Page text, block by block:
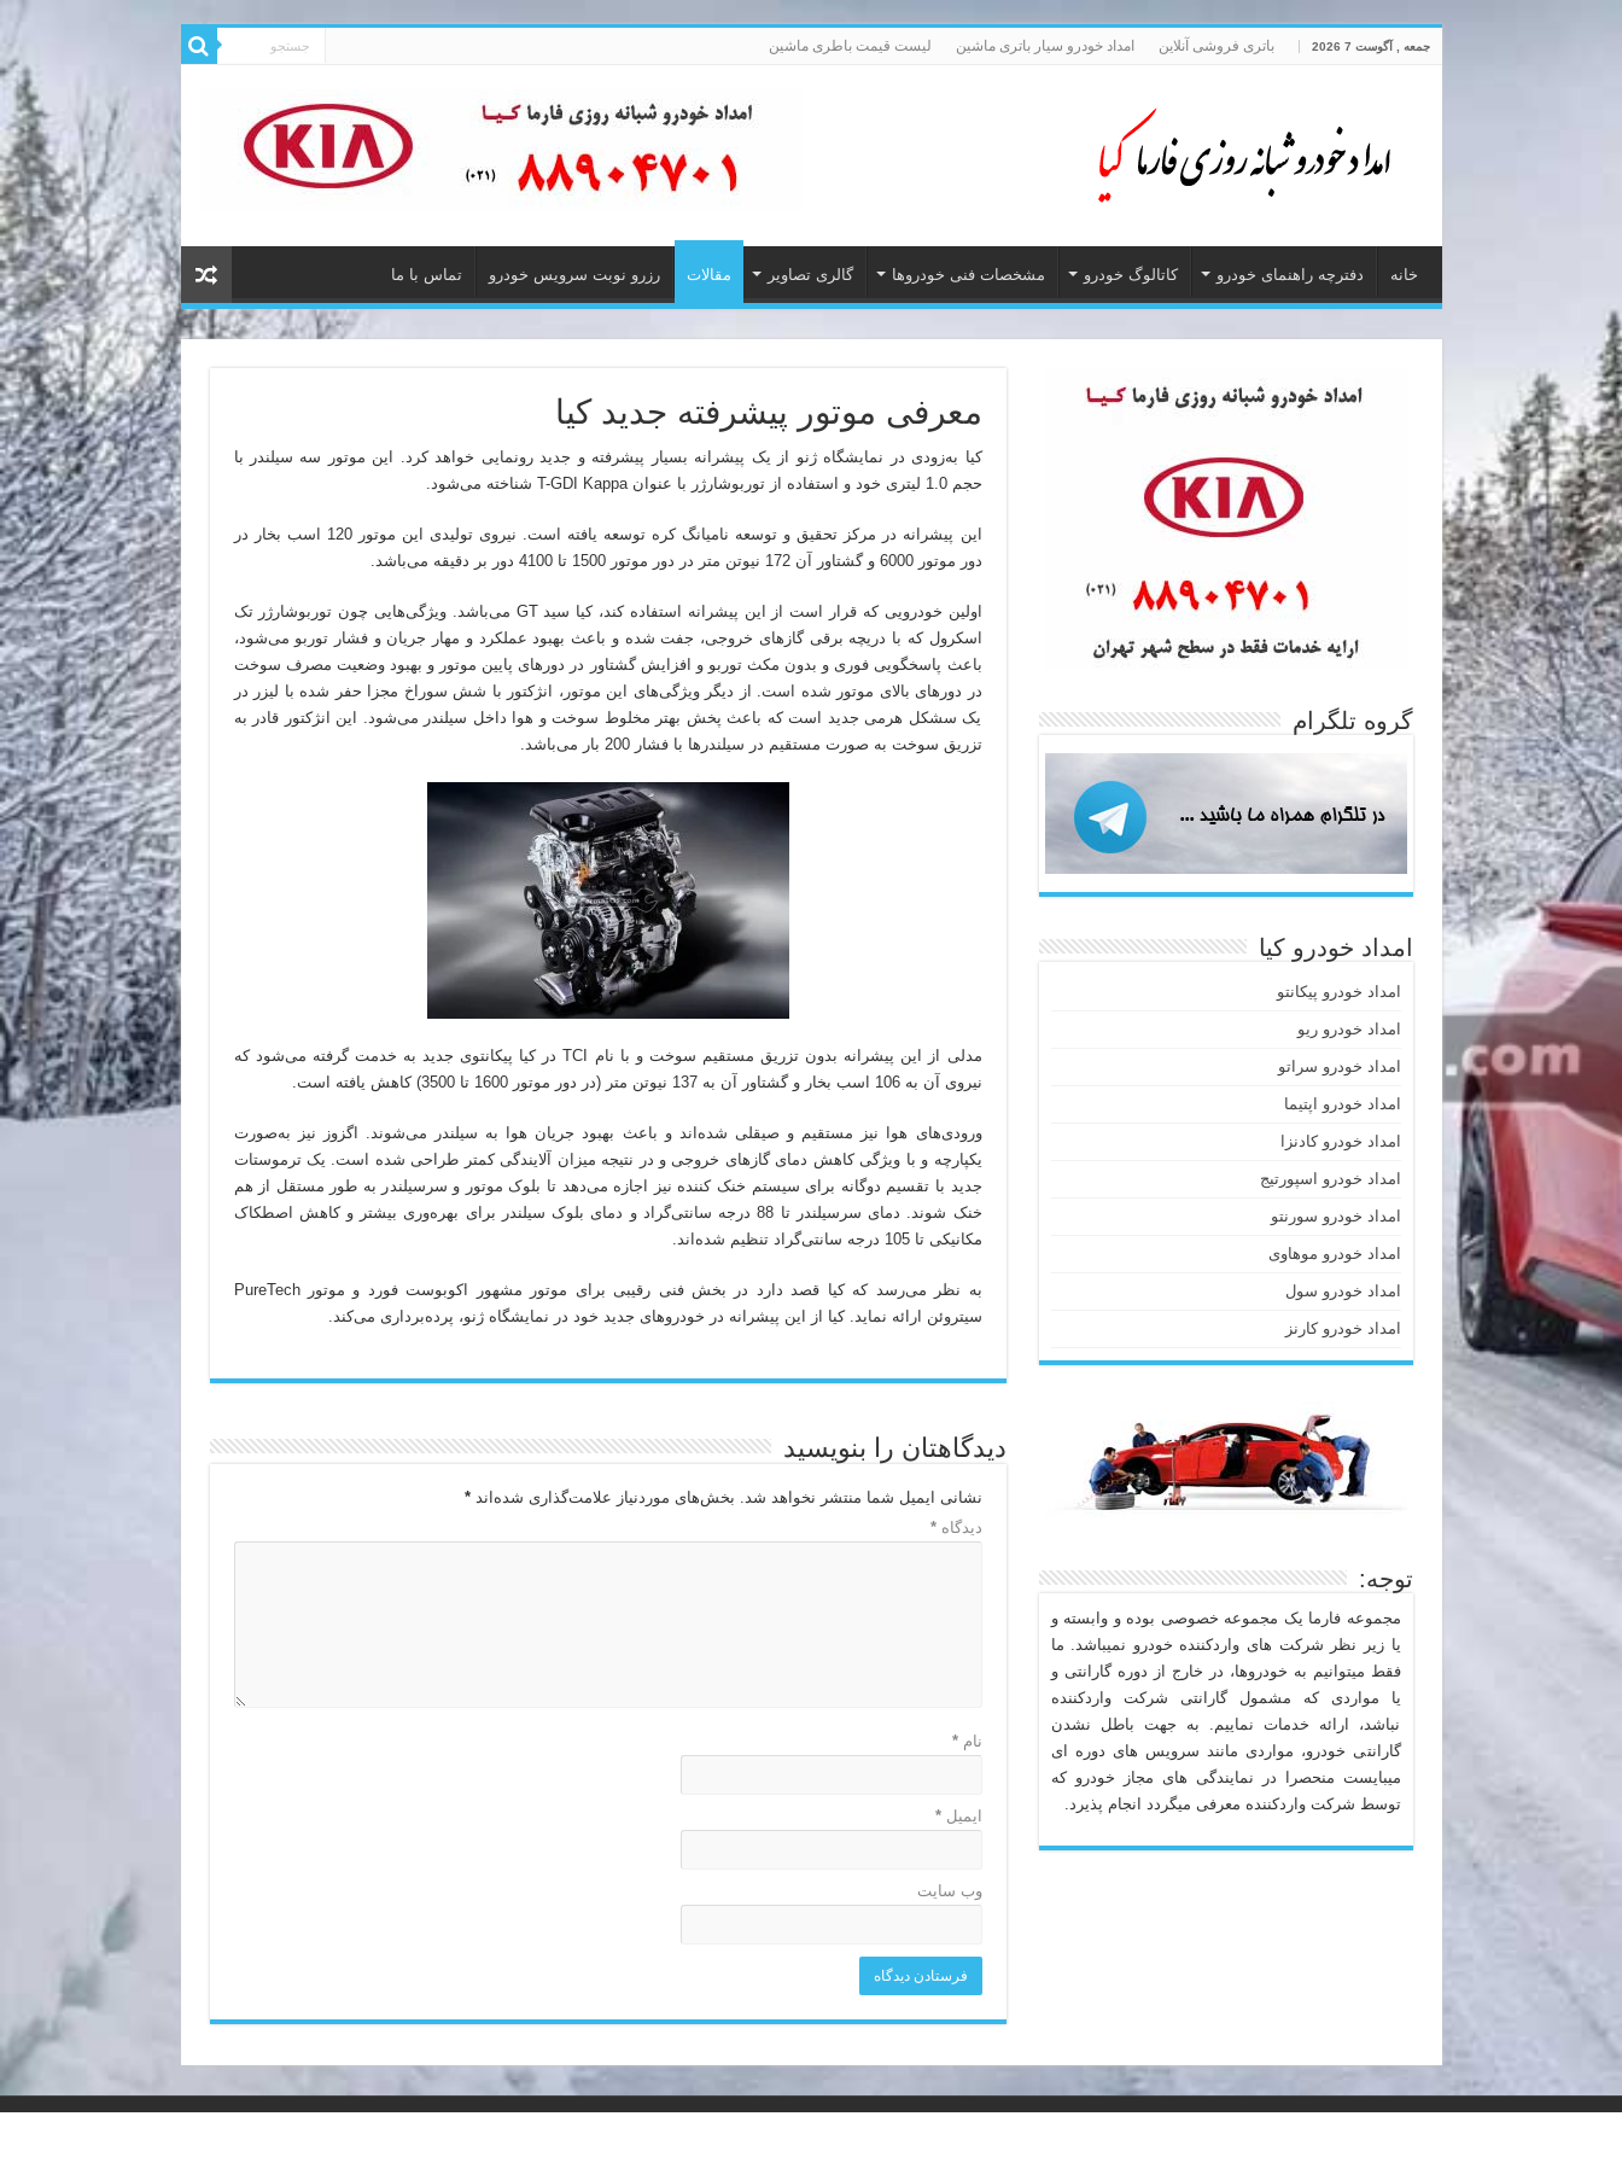
جمعه , آگوست 7 2026 باتری فروشی آنلاین امداد خودرو سیار باتری ماشین لیست قیمت باطری ماشین
خانه دفترچه راهنمای خودرو کاتالوگ خودرو مشخصات فنی خودروها گالری تصاویر مقالات رزرو نوبت سرویس خودرو تماس با ما
معرفی موتور پیشرفته جدید کیا
کیا به‌زودی در نمایشگاه ژنو از یک پیشرانه بسیار پیشرفته و جدید رونمایی خواهد کرد. این موتور سه سیلندر با
حجم 1.0 لیتری خود و استفاده از توربوشارژر با عنوان T-GDI Kappa شناخته می‌شود.
این پیشرانه در مرکز تحقیق و توسعه نامیانگ کره توسعه یافته است. نیروی تولیدی این موتور 120 اسب بخار در
دور موتور 6000 و گشتاور آن 172 نیوتن متر در دور موتور 1500 تا 4100 دور بر دقیقه می‌باشد.
اولین خودرویی که قرار است از این پیشرانه استفاده کند، کیا سید GT می‌باشد. ویژگی‌هایی چون توربوشارژر تک
اسکرول که با دریچه برقی گازهای خروجی، جفت شده و باعث بهبود عملکرد و مهار جریان و فشار توربو می‌شود،
باعث پاسخگویی فوری و بدون مکث توربو و افزایش گشتاور در دورهای پایین موتور و بهبود وضعیت مصرف سوخت
در دورهای بالای موتور شده است. از دیگر ویژگی‌های این موتور، انژکتور با شش سوراخ مجزا حفر شده با لیزر در
یک سشکل هرمی جدید است که باعث پخش بهتر مخلوط سوخت و هوا داخل سیلندر می‌شود. این انژکتور قادر به
تزریق سوخت به صورت مستقیم در سیلندرها با فشار 200 بار می‌باشد.
مدلی از این پیشرانه بدون تزریق مستقیم سوخت و با نام TCI در کیا پیکانتوی جدید به خدمت گرفته می‌شود که
نیروی آن به 106 اسب بخار و گشتاور آن به 137 نیوتن متر (در دور موتور 1600 تا 3500) کاهش یافته است.
ورودی‌های هوا نیز مستقیم و صیقلی شده‌اند و باعث بهبود جریان هوا به سیلندر می‌شوند. اگزوز نیز به‌صورت
یکپارچه و با ویژگی کاهش دمای گازهای خروجی و در نتیجه میزان آلایندگی کمتر طراحی شده است. یک ترموستات
جدید با تقسیم دوگانه برای سیستم خنک کننده نیز اجازه می‌دهد تا بلوک موتور و سرسیلندر به طور مستقل از هم
خنک شوند. دمای سرسیلندر تا 88 درجه سانتی‌گراد و دمای بلوک سیلندر برای بهره‌وری بیشتر و کاهش اصطکاک
مکانیکی تا 105 درجه سانتی‌گراد تنظیم شده‌اند.
به نظر می‌رسد که کیا قصد دارد در بخش فنی رقیبی برای موتور مشهور اکوبوست فورد و موتور PureTech
سیتروئن ارائه نماید. کیا از این پیشرانه در خودروهای جدید خود در نمایشگاه ژنو، پرده‌برداری می‌کند.
دیدگاهتان را بنویسید
نشانی ایمیل شما منتشر نخواهد شد. بخش‌های موردنیاز علامت‌گذاری شده‌اند*
دیدگاه*
نام*
ایمیل*
وب‌ سایت
گروه تلگرام
امداد خودرو کیا
امداد خودرو پیکانتو
امداد خودرو ریو
امداد خودرو سراتو
امداد خودرو اپتیما
امداد خودرو کادنزا
امداد خودرو اسپورتیج
امداد خودرو سورنتو
امداد خودرو موهاوی
امداد خودرو سول
امداد خودرو کارنز
توجه:
مجموعه فارما یک مجموعه خصوصی بوده و وابسته و
یا زیر نظر شرکت های واردکننده خودرو نمیباشد. ما
فقط میتوانیم به خودروها، در خارج از دوره گارانتی و
یا مواردی که مشمول گارانتی شرکت واردکننده
نباشد، ارائه خدمات نماییم. به جهت باطل نشدن
گارانتی خودرو، مواردی مانند سرویس های دوره ای
میبایست منحصرا در نمایندگی های مجاز خودرو که
توسط شرکت واردکننده معرفی میگردد انجام پذیرد.